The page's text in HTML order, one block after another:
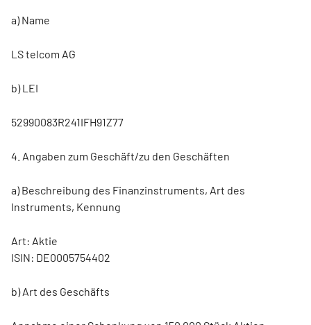
a) Name
LS telcom AG
b) LEI
52990083R241IFH91Z77
4. Angaben zum Geschäft/zu den Geschäften
a) Beschreibung des Finanzinstruments, Art des
Instruments, Kennung
Art: Aktie
ISIN: DE0005754402
b) Art des Geschäfts